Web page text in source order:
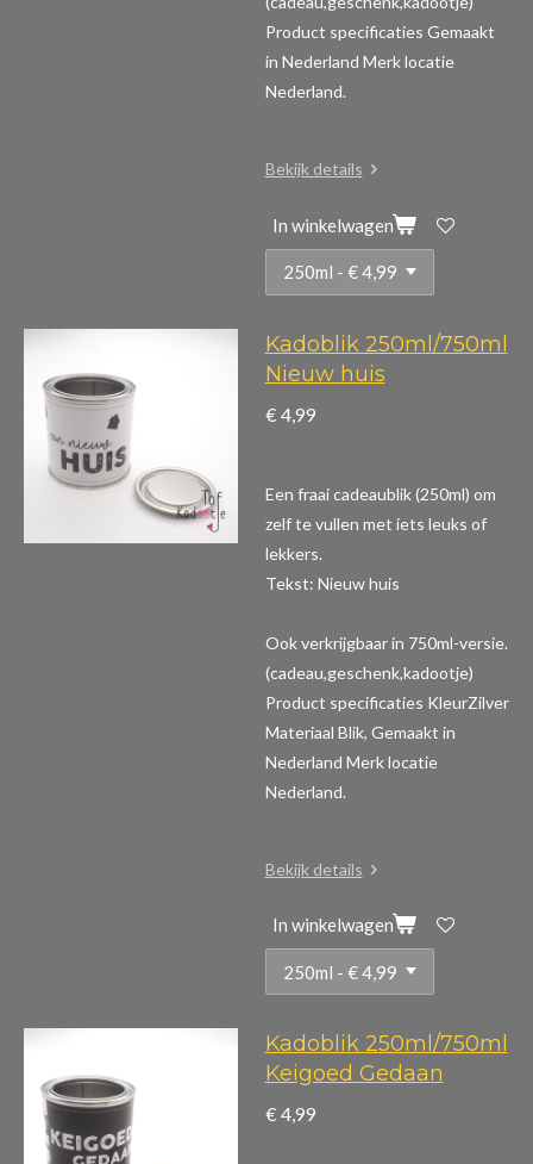
Product specificaties Gemaakt
in Nederland Merk locatie
Nederland.
Bekijk details
In winkelwagen
Kadoblik 250ml/750ml
Nieuw huis
€ 4,99
Een fraai cadeaublik (250ml) om
zelf te vullen met iets leuks of
lekkers.
Tekst: Nieuw huis
Ook verkrijgbaar in 750ml-versie.
(cadeau,geschenk,kadootje)
Product specificaties KleurZilver
Materiaal Blik, Gemaakt in
Nederland Merk locatie
Nederland.
Bekijk details
In winkelwagen
Kadoblik 250ml/750ml
Keigoed Gedaan
€ 4,99